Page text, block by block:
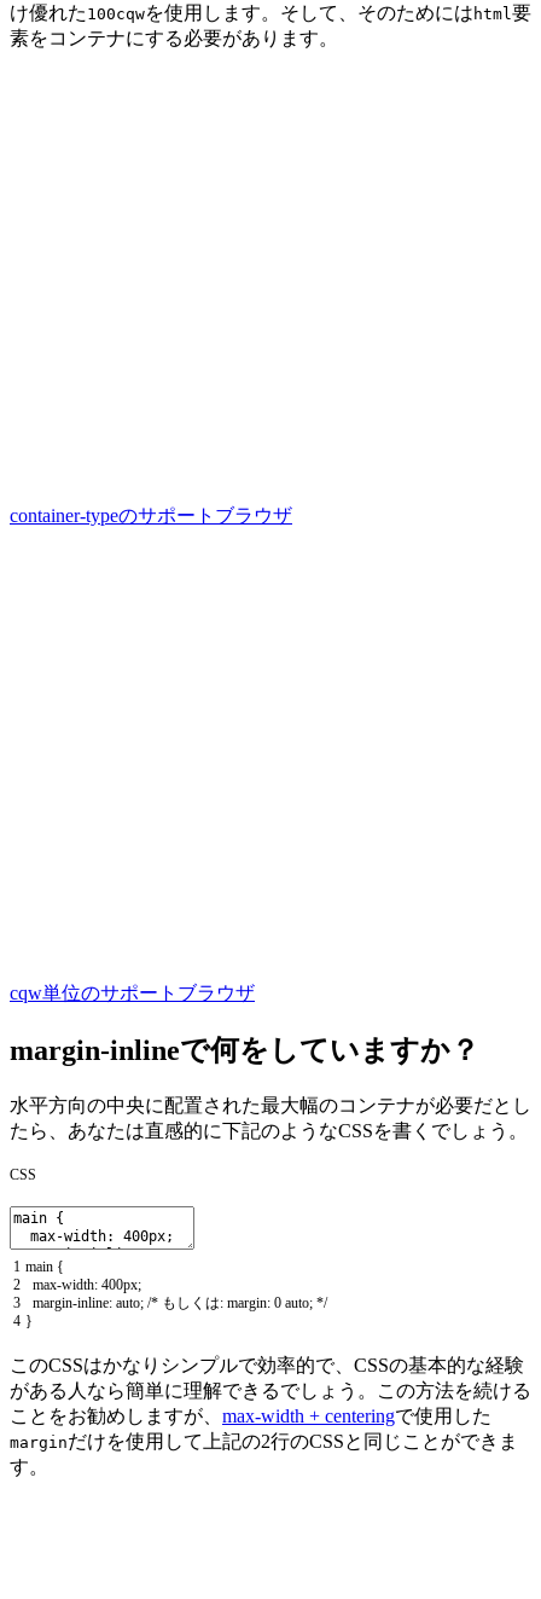
け優れた 100cqwを使用します。そして、そのためには html要
素をコンテナにする必要があります。
container-typeのサポートブラウザ
cqw単位のサポートブラウザ
margin-inlineで何をしていますか？
水平方向の中央に配置された最大幅のコンテナが必要だとし
たら、あなたは直感的に下記のようなCSSを書くでしょう。
CSS
1
2
3
4
main {
max-width: 400px;
margin-inline: auto; /* もしくは: margin: 0 auto; */
}
このCSSはかなりシンプルで効率的で、CSSの基本的な経験
がある人なら簡単に理解できるでしょう。この方法を続ける
ことをお勧めしますが、 max-width + centeringで使用した
marginだけを使用して上記の2行のCSSと同じことができま
す。